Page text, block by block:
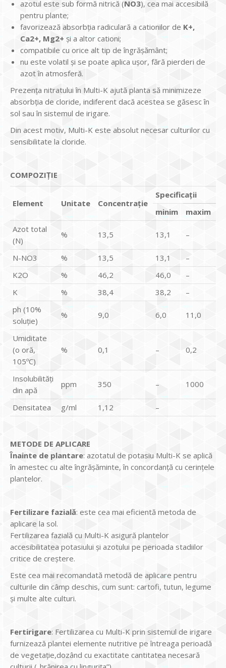
azotul este sub formă nitrică (NO3), cea mai accesibilă
pentru plante;
favorizează absorbţia radiculară a cationilor de K+,
Ca2+, Mg2+ şi a altor cationi;
compatibile cu orice alt tip de îngrăşământ;
nu este volatil şi se poate aplica uşor, fără pierderi de
azot în atmosferă.
Prezenţa nitratului în Multi-K ajută planta să minimizeze
absorbţia de cloride, indiferent dacă acestea se găsesc în
sol sau în sistemul de irigare.
Din acest motiv, Multi-K este absolut necesar culturilor cu
sensibilitate la cloride.
COMPOZIȚIE
Element Unitate Concentrație
Specificații
minim
maxim
Azot total
(N)
% 13,5 13,1 –
N-NO3 % 13,5 13,1
–
K2O
% 46,2 46,0
–
K
% 38,4 38,2
–
ph (10%
soluţie)
% 9,0 6,0 11,0
Umiditate
(o oră,
105ºC)
% 0,1 – 0,2
Insolubilităţi
din apă
ppm 350 – 1000
Densitatea g/ml 1,12 –
METODE DE APLICARE
Înainte de plantare: azotatul de potasiu Multi-K se aplică
în amestec cu alte îngrăşăminte, în concordanţă cu cerinţele
plantelor.
Fertilizare fazială: este cea mai eficientă metoda de
aplicare la sol.
Fertilizarea fazială cu Multi-K asigură plantelor
accesibilitatea potasiului şi azotului pe perioada stadiilor
critice de creştere.
Este cea mai recomandată metodă de aplicare pentru
culturile din câmp deschis, cum sunt: cartofi, tutun, legume
şi multe alte culturi.
Fertirigare: Fertilizarea cu Multi-K prin sistemul de irigare
furnizează plantei elemente nutritive pe întreaga perioadă
de vegetaţie,dozând cu exactitate cantitatea necesară